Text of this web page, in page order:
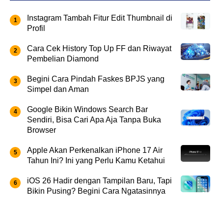
Instagram Tambah Fitur Edit Thumbnail di
Profil
Cara Cek History Top Up FF dan Riwayat
Pembelian Diamond
Begini Cara Pindah Faskes BPJS yang
Simpel dan Aman
Google Bikin Windows Search Bar
Sendiri, Bisa Cari Apa Aja Tanpa Buka
Browser
Apple Akan Perkenalkan iPhone 17 Air
Tahun Ini? Ini yang Perlu Kamu Ketahui
iOS 26 Hadir dengan Tampilan Baru, Tapi
Bikin Pusing? Begini Cara Ngatasinnya